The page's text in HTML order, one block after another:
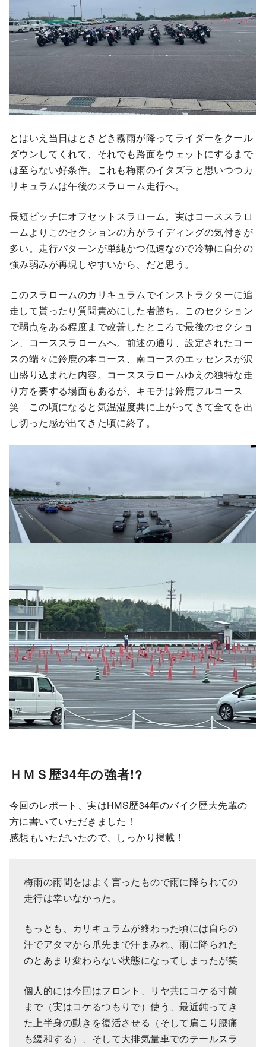
とはいえ当日はときどき霧雨が降ってライダーをクール
ダウンしてくれて、それでも路面をウェットにするまで
は至らない好条件。これも梅雨のイタズラと思いつつカ
リキュラムは午後のスラローム走行へ。
長短ピッチにオフセットスラローム。実はコーススラロ
ームよりこのセクションの方がライディングの気付きが
多い。走行パターンが単純かつ低速なので冷静に自分の
強み弱みが再現しやすいから、だと思う。
このスラロームのカリキュラムでインストラクターに追
走して貰ったり質問責めにした者勝ち。このセクション
で弱点をある程度まで改善したところで最後のセクショ
ン、コーススラロームへ。前述の通り、設定されたコー
スの端々に鈴鹿の本コース、南コースのエッセンスが沢
山盛り込まれた内容。コーススラロームゆえの独特な走
り方を要する場面もあるが、キモチは鈴鹿フルコース
笑 この頃になると気温湿度共に上がってきて全てを出
し切った感が出てきた頃に終了。
ＨＭＳ歴34年の強者!?
今回のレポート、実はHMS歴34年のバイク歴大先輩の
方に書いていただきました！
感想もいただいたので、しっかり掲載！
梅雨の雨間をはよく言ったもので雨に降られての
走行は幸いなかった。
もっとも、カリキュラムが終わった頃には自らの
汗でアタマから爪先まで汗まみれ、雨に降られた
のとあまり変わらない状態になってしまったが笑
個人的には今回はフロント、リヤ共にコケる寸前
まで（実はコケるつもりで）使う、最近鈍ってき
た上半身の動きを復活させる（そして肩こり腰痛
も緩和する）、そして大排気量車でのテールスラ